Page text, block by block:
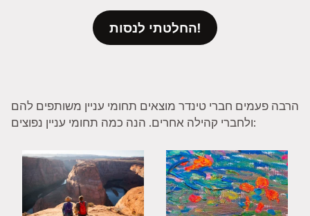
החלטתי לנסות!
הרבה פעמים חברי טינדר מוצאים תחומי עניין משותפים להם
ולחברי קהילה אחרים. הנה כמה תחומי עניין נפוצים: